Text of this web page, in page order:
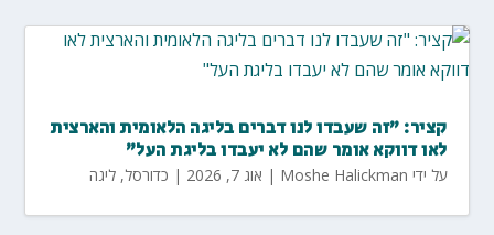
קציר: "זה שעבדו לנו דברים בליגה הלאומית והארצית
לאו דווקא אומר שהם לא יעבדו בליגת העל"
על ידי Moshe Halickman
| אוג 7, 2026 | כדורסל,ליגה